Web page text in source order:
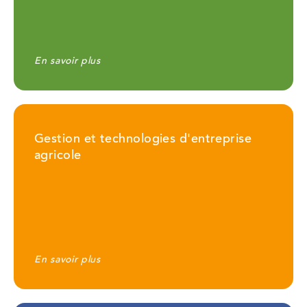
En savoir plus
Gestion et technologies d'entreprise
agricole
En savoir plus